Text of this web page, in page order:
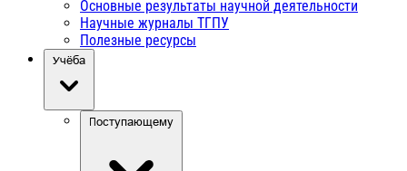
Основные результаты научной деятельности
Научные журналы ТГПУ
Полезные ресурсы
Учёба
Поступающему